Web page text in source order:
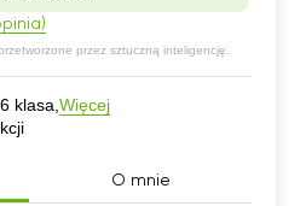
przez sztuczną inteligencję.
klasa, Więcej
O mnie